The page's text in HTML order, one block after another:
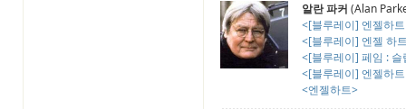
알란 파커 (Alan
<[블루레이] 엔젤하
<[블루레이] 엔젤 하
<[블루레이] 페임 :
<[블루레이] 엔젤하
<엔젤하트>